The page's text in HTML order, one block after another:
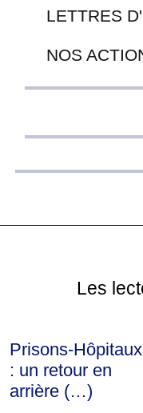
LETTRES
NOS
Les
Prisons-Hôpitaux
: un retour en
arrière (…)